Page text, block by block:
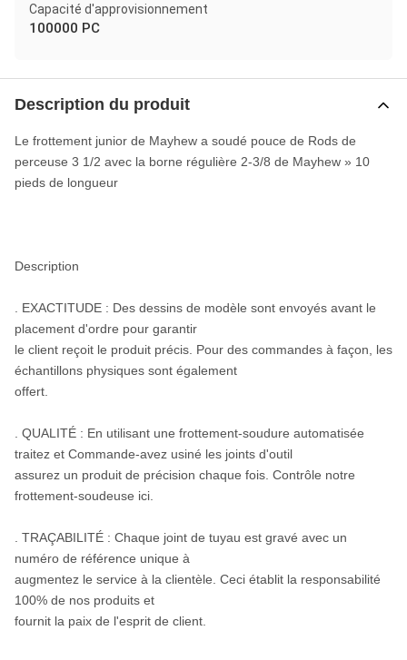
Capacité d'approvisionnement
100000 PC
Description du produit
Le frottement junior de Mayhew a soudé pouce de Rods de
perceuse 3 1/2 avec la borne régulière 2-3/8 de Mayhew » 10
pieds de longueur
Description
. EXACTITUDE : Des dessins de modèle sont envoyés avant le
placement d'ordre pour garantir
le client reçoit le produit précis. Pour des commandes à façon, les
échantillons physiques sont également
offert.
. QUALITÉ : En utilisant une frottement-soudure automatisée
traitez et Commande-avez usiné les joints d'outil
assurez un produit de précision chaque fois. Contrôle notre
frottement-soudeuse ici.
. TRAÇABILITÉ : Chaque joint de tuyau est gravé avec un
numéro de référence unique à
augmentez le service à la clientèle. Ceci établit la responsabilité
100% de nos produits et
fournit la paix de l'esprit de client.